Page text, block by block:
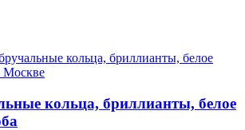
кольца, бриллианты, белое